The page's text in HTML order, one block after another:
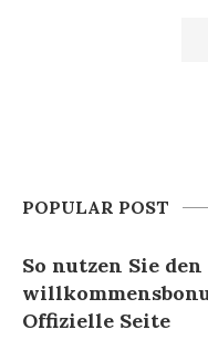
POPULAR POST
So nutzen Sie
Offizielle Seite